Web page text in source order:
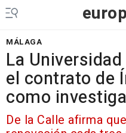
MÁLAGA
La
el contrato de
como
De la Calle afirma